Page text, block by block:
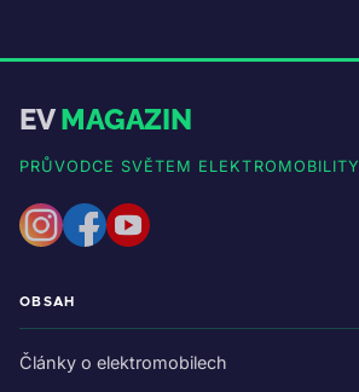
EVMAGAZIN
PRŮVODCE SVĚTEM ELEKTROMOBILITY
OBSAH
Články o elektromobilech